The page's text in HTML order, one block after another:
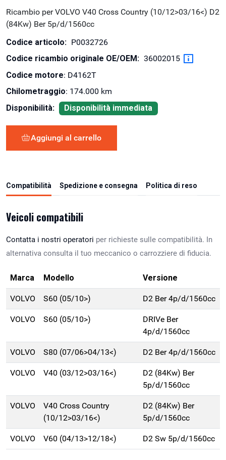
Ricambio per VOLVO V40 Cross Country (10/12>03/16<) D2
(84Kw) Ber 5p/d/1560cc
Codice articolo: P0032726
Codice ricambio originale OE/OEM: 36002015
Codice motore: D4162T
Chilometraggio: 174.000 km
Disponibilità:
Disponibilità immediata
Aggiungi al carrello
Compatibilità Spedizione e consegna Politica di reso
Veicoli compatibili
Contatta i nostri operatori per richieste sulle compatibilità. In
alternativa consulta il tuo meccanico o carrozziere di fiducia.
Marca Modello Versione
VOLVO S60 (05/10>) D2 Ber 4p/d/1560cc
VOLVO S60 (05/10>)
DRIVe Ber
4p/d/1560cc
VOLVO S80 (07/06>04/13<) D2 Ber 4p/d/1560cc
VOLVO V40 (03/12>03/16<)
D2 (84Kw) Ber
5p/d/1560cc
VOLVO
V40 Cross Country
(10/12>03/16<)
D2 (84Kw) Ber
5p/d/1560cc
VOLVO V60 (04/13>12/18<) D2 Sw 5p/d/1560cc